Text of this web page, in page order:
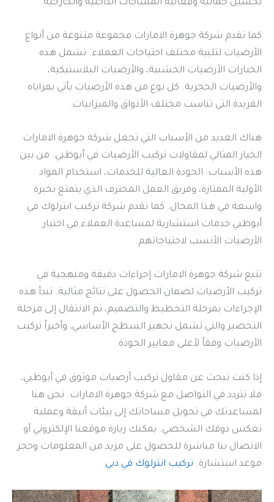
تحسين جمالية وفعالية المساحات الداخلية والخارجية.
كما تقدم شركة جوهرة الامارات مجموعة متنوعة من أنواع
الأرضيات لتلبية مختلف احتياجات العملاء. تشمل هذه
الخيارات الأرضيات الخشبية، والأرضيات البلاستيكية،
والأرضيات الحجرية. كل نوع من هذه الأرضيات يأتي بمزاياه
الفريدة التي تناسب مختلف الأذواق والميزانيات.
هناك العديد من الأسباب التي تجعل شركة جوهرة الامارات
الخيار المثالي لمقاولات تركيب الأرضيات في أبوظبي. من بين
هذه الأسباب: الجودة العالية للخدمات، استخدام المواد
الأولية الممتازة، وفريق العمل المحترف الذي يتمتع بخبرة
واسعة في هذا المجال. كما تقدم شركة تركيب انترلوك في
أبوظبي خدمات استشارية لمساعدة العملاء في اختيار
الأرضيات الأنسب لاحتياجاتهم.
تتبع شركة جوهرة الامارات إجراءات دقيقة ومنهجية في
تركيب الأرضيات لضمان الحصول على نتائج مثالية. تبدأ هذه
الإجراءات بمرحلة التخطيط والتصميم، ثم الانتقال إلى مرحلة
التحضير والتي تشمل تجهيز السطح الأساسي، وأخيراً تركيب
الأرضيات وفقاً لأعلى معايير الجودة.
إذا كنت تبحث عن مقاول تركيب أرضيات موثوق في أبوظبي،
فلا تتردد في التواصل مع شركة جوهرة الامارات. نحن هنا
لمساعدتك في تحويل مساحاتك إلى بيئات أنيقة وعملية
تعكس ذوقك الشخصي. يمكنك زيارة موقعنا الإلكتروني أو
الاتصال بنا مباشرة للحصول على مزيد من المعلومات وحجز
موعد استشارة. تركيب انترلوك في دبي